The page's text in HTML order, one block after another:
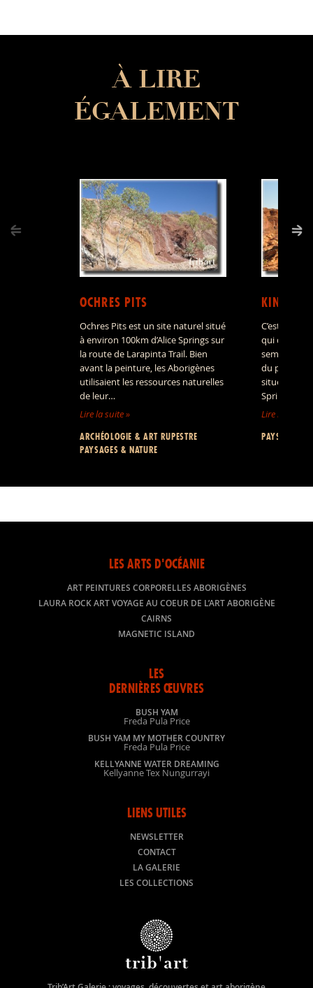
À LIRE
ÉGALEMENT
OCHRES PITS
Ochres Pits est un site naturel situé
à environ 100km d’Alice Springs sur
la route de Larapinta Trail. Bien
avant la peinture, les Aborigènes
utilisaient les ressources naturelles
de leur…
Lire la suite »
ARCHÉOLOGIE & ART RUPESTRE
PAYSAGES & NATURE
KINGS
C’est un
qui domine
semi-
du parc
situe à mi-
Springs et…
Lire la suite »
PAYSAGES &
LES ARTS D'OCÉANIE
ART PEINTURES CORPORELLES ABORIGÈNES
LAURA ROCK ART VOYAGE AU COEUR DE L’ART ABORIGÈNE
CAIRNS
MAGNETIC ISLAND
LES
DERNIÈRES ŒUVRES
BUSH YAM
Freda Pula Price
BUSH YAM MY MOTHER COUNTRY
Freda Pula Price
KELLYANNE WATER DREAMING
Kellyanne Tex Nungurrayi
LIENS UTILES
NEWSLETTER
CONTACT
LA GALERIE
LES COLLECTIONS
trib'art